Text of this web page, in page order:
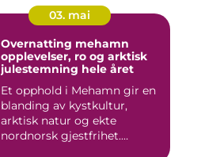
03. mai
Overnatting mehamn
opplevelser, ro og arktisk
julestemning hele året
Et opphold i Mehamn gir en
blanding av kystkultur,
arktisk natur og ekte
nordnorsk gjestfrihet.